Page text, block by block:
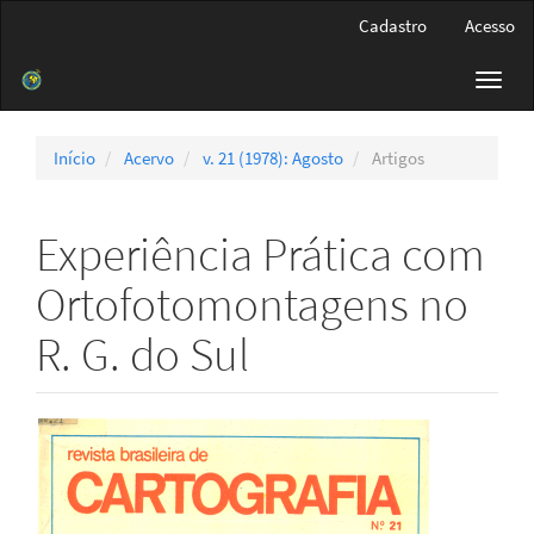
Barra
Cadastro Acesso
Início Acervo v. 21 (1978): Agosto Artigos
Experiência Prática com
Ortofotomontagens no
R. G. do Sul
Barra
lateral
de